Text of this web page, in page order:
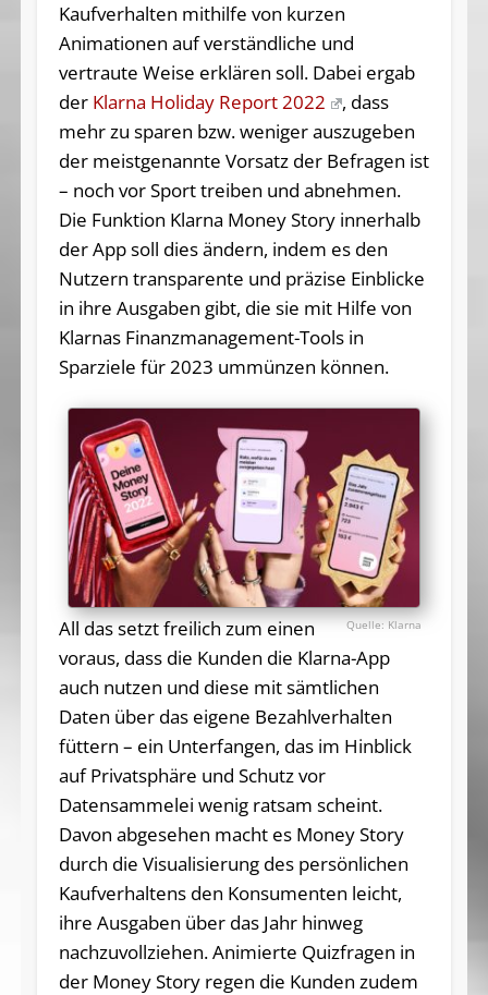
Kaufverhalten mithilfe von kurzen
Animationen auf verständliche und
vertraute Weise erklären soll. Dabei ergab
der Klarna Holiday Report 2022
, dass
mehr zu sparen bzw. weniger auszugeben
der meistgenannte Vorsatz der Befragen ist
– noch vor Sport treiben und abnehmen.
Die Funktion Klarna Money Story innerhalb
der App soll dies ändern, indem es den
Nutzern transparente und präzise Einblicke
in ihre Ausgaben gibt, die sie mit Hilfe von
Klarnas Finanzmanagement-Tools in
Sparziele für 2023 ummünzen können.
Klarna
All das setzt freilich zum einen
voraus, dass die Kunden die Klarna-App
auch nutzen und diese mit sämtlichen
Daten über das eigene Bezahlverhalten
füttern – ein Unterfangen, das im Hinblick
auf Privatsphäre und Schutz vor
Datensammelei wenig ratsam scheint.
Davon abgesehen macht es Money Story
durch die Visualisierung des persönlichen
Kaufverhaltens den Konsumenten leicht,
ihre Ausgaben über das Jahr hinweg
nachzuvollziehen. Animierte Quizfragen in
der Money Story regen die Kunden zudem